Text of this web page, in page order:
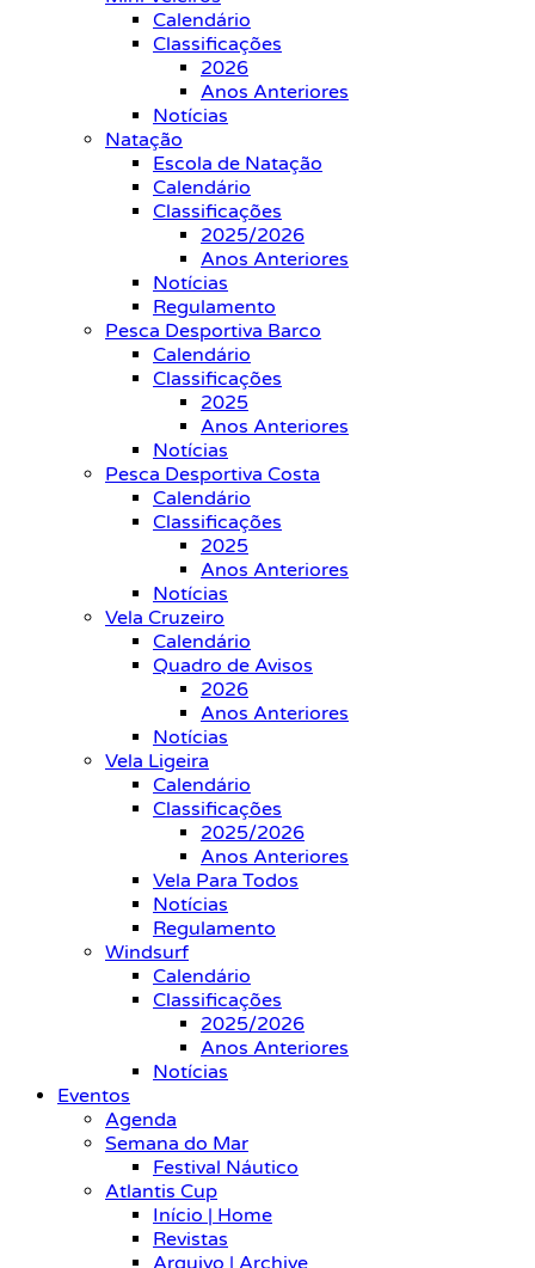
Calendário
Classificações
2026
Anos Anteriores
Notícias
Natação
Escola de Natação
Calendário
Classificações
2025/2026
Anos Anteriores
Notícias
Regulamento
Pesca Desportiva Barco
Calendário
Classificações
2025
Anos Anteriores
Notícias
Pesca Desportiva Costa
Calendário
Classificações
2025
Anos Anteriores
Notícias
Vela Cruzeiro
Calendário
Quadro de Avisos
2026
Anos Anteriores
Notícias
Vela Ligeira
Calendário
Classificações
2025/2026
Anos Anteriores
Vela Para Todos
Notícias
Regulamento
Windsurf
Calendário
Classificações
2025/2026
Anos Anteriores
Notícias
Eventos
Agenda
Semana do Mar
Festival Náutico
Atlantis Cup
Início | Home
Revistas
Arquivo | Archive